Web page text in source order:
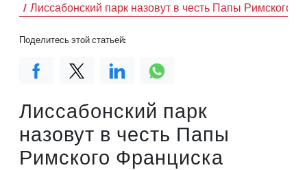
Лиссабонский парк назовут в честь Папы Римского
Лиссабонский парк
назовут в честь Папы
Римского Франциска
Поделитесь этой статьей: